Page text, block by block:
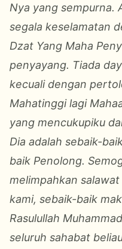
Nya yang sempurna.
segala keselamatan
Dzat Yang Maha
penyayang. Tiada
kecuali dengan
Mahatinggi lagi
yang mencukupiku
Dia adalah sebaik-
baik Penolong.
melimpahkan
kami, sebaik-baik
Rasulullah
seluruh sahabat